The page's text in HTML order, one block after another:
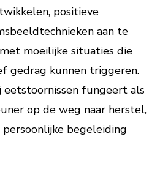
positieve
aan te
moeilijke situaties die
gedrag kunnen triggeren.
eetstoornissen fungeert als
op de weg naar herstel,
begeleiding